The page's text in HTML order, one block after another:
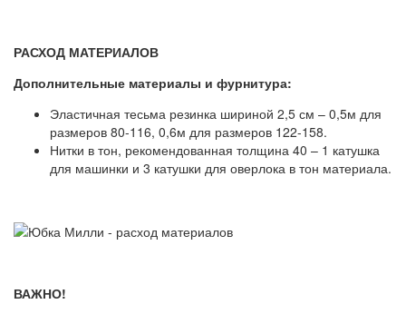
РАСХОД МАТЕРИАЛОВ
Дополнительные материалы и фурнитура:
Эластичная тесьма резинка шириной 2,5 см – 0,5м для
размеров 80-116, 0,6м для размеров 122-158.
Нитки в тон, рекомендованная толщина 40 – 1 катушка
для машинки и 3 катушки для оверлока в тон материала.
ВАЖНО!